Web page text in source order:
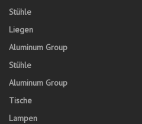
Stühle
Liegen
Aluminum Group
Stühle
Aluminum Group
Tische
Lampen